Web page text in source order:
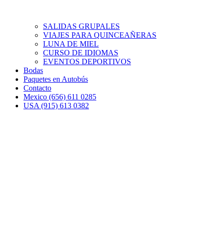
SALIDAS GRUPALES
VIAJES PARA QUINCEAÑERAS
LUNA DE MIEL
CURSO DE IDIOMAS
EVENTOS DEPORTIVOS
Bodas
Paquetes en Autobús
Contacto
Mexico (656) 611 0285
USA (915) 613 0382